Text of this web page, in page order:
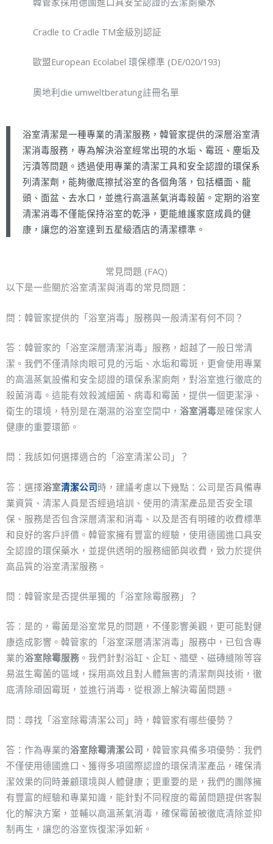
Cradle to Cradle TM金級別認証
歐盟European Ecolabel 環保標準 (DE/020/193)
奧地利die umweltberatung註冊名單
浴室清潔是一種專業的清潔服務，韓管家提供的深層浴室清
潔消毒服務，專為解決浴室經常出現的水垢、霉班、塵垢及
污漬等問題。透過使用專業的清潔工具和安全認證的環保系
列清潔劑，能夠徹底擦拭浴室的各個角落，包括櫃面、龍
頭、面盆、去水口，並進行高溫蒸氣消毒殺菌。定期的浴室
清潔消毒不僅能保持浴室的乾淨，更能維護家庭成員的健
康，讓您的浴室達到五星級酒店的清潔標準。
常見問題 (FAQ)
以下是一些關於浴室清潔與消毒的常見問題：
問：韓管家提供的「浴室消毒」服務與一般清潔有何不同？
答：韓管家的「浴室深層清潔消毒」服務，超越了一般日常清
潔。我們不僅清除肉眼可見的污垢、水垢和霉斑，更會使用專業
的高溫蒸氣設備和安全認證的環保系潔廁劑，對浴室進行徹底的
殺菌消毒。這能有效殺滅細菌、病毒和霉菌，提供一個更潔淨、
衛生的環境，特別是在潮濕的浴室空間中， 浴室消毒是確保家人
健康的重要環節。
問：我該如何選擇適合的「浴室清潔公司」？
答：選擇浴室清潔公司時，建議考慮以下幾點：公司是否具備專
業資質、清潔人員是否經過培訓、使用的清潔產品是否安全環
保、服務是否包含深層清潔和消毒、以及是否有明確的收費標準
和良好的客戶評價。韓管家擁有豐富的經驗，使用德國進口具安
全認證的環保藥水，並提供透明的服務細節與收費，致力於提供
高品質的浴室清潔服務。
問：韓管家是否提供單獨的「浴室除霉服務」？
答：是的，霉菌是浴室常見的問題，不僅影響美觀，更可能對健
康造成影響。韓管家的「浴室深層清潔消毒」服務中，已包含專
業的浴室除霉服務 。我們針對浴缸、企缸、牆壁、磁磚縫隙等容
易滋生霉菌的區域，採用高效且對人體無害的清潔劑與技術，徹
底清除頑固霉斑，並進行消毒，從根源上解決霉菌問題。
問：尋找「浴室除霉清潔公司」時，韓管家有哪些優勢？
答：作為專業的浴室除霉清潔公司 ，韓管家具備多項優勢：我們
不僅使用德國進口、獲得多項國際認證的環保清潔產品，確保清
潔效果的同時兼顧環境與人體健康；更重要的是，我們的團隊擁
有豐富的經驗和專業知識，能針對不同程度的霉菌問題提供客製
化的解決方案，並輔以高溫蒸氣消毒，確保霉菌被徹底清除並抑
制再生，讓您的浴室恢復潔淨如新。